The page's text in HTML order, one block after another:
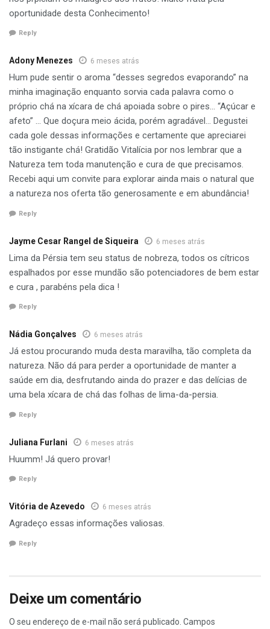
oportunidade desta Conhecimento!
Reply
Adony Menezes 6 meses atrás
Hum pude sentir o aroma “desses segredos evaporando” na
minha imaginação enquanto sorvia cada palavra como o
próprio chá na xícara de chá apoiada sobre o pires… “Açúcar e
afeto” … Que doçura meio ácida, porém agradável… Degustei
cada gole dessas informações e certamente que apreciarei
tão instigante chá! Gratidão Vitalícia por nos lembrar que a
Natureza tem toda manutenção e cura de que precisamos.
Recebi aqui um convite para explorar ainda mais o natural que
a natureza nos oferta tão generosamente e em abundância!
Reply
Jayme Cesar Rangel de Siqueira 6 meses atrás
Lima da Pérsia tem seu status de nobreza, todos os cítricos
espalhados por esse mundão são potenciadores de bem estar
e cura , parabéns pela dica !
Reply
Nádia Gonçalves 6 meses atrás
Já estou procurando muda desta maravilha, tão completa da
natureza. Não dá para perder a oportunidade de manter a
saúde em dia, desfrutando ainda do prazer e das delícias de
uma bela xícara de chá das folhas de lima-da-persia.
Reply
Juliana Furlani 6 meses atrás
Huumm! Já quero provar!
Reply
Vitória de Azevedo 6 meses atrás
Agradeço essas informações valiosas.
Reply
Deixe um comentário
O seu endereço de e-mail não será publicado. Campos